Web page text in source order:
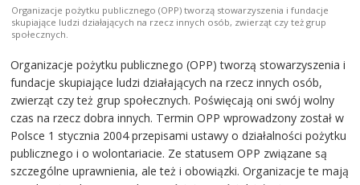
Organizacje pożytku publicznego (OPP) tworzą stowarzyszenia i fundacje
skupiające ludzi działających na rzecz innych osób, zwierząt czy też grup
społecznych.
Organizacje pożytku publicznego (OPP) tworzą stowarzyszenia i
fundacje skupiające ludzi działających na rzecz innych osób,
zwierząt czy też grup społecznych. Poświęcają oni swój wolny
czas na rzecz dobra innych. Termin OPP wprowadzony został w
Polsce 1 stycznia 2004 przepisami ustawy o działalności pożytku
publicznego i o wolontariacie. Ze statusem OPP związane są
szczególne uprawnienia, ale też i obowiązki. Organizacje te mają